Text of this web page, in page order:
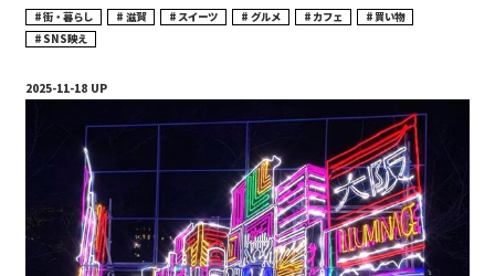
街・暮らし 滋賀 スイーツ グルメ カフェ
買い物
SNS映え